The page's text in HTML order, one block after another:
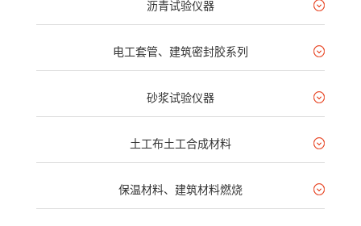
沥青试验仪器
电工套管、建筑密封胶系列
砂浆试验仪器
土工布土工合成材料
保温材料、建筑材料燃烧